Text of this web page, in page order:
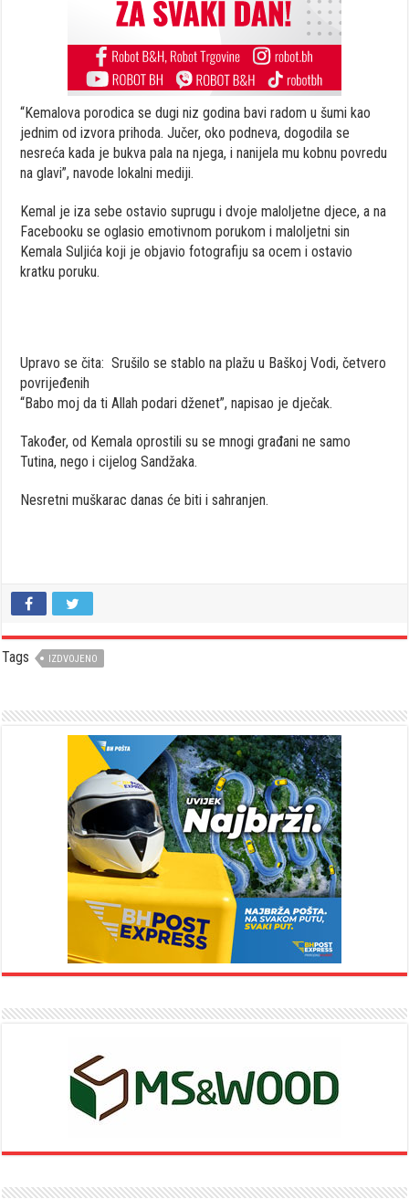
“Kemalova porodica se dugi niz godina bavi radom u šumi kao
jednim od izvora prihoda. Jučer, oko podneva, dogodila se
nesreća kada je bukva pala na njega, i nanijela mu kobnu povredu
na glavi”, navode lokalni mediji.
Kemal je iza sebe ostavio suprugu i dvoje maloljetne djece, a na
Facebooku se oglasio emotivnom porukom i maloljetni sin
Kemala Suljića koji je objavio fotografiju sa ocem i ostavio
kratku poruku.
Upravo se čita: Srušilo se stablo na plažu u Baškoj Vodi, četvero
povrijeđenih
“Babo moj da ti Allah podari dženet”, napisao je dječak.
Također, od Kemala oprostili su se mnogi građani ne samo
Tutina, nego i cijelog Sandžaka.
Nesretni muškarac danas će biti i sahranjen.
Tags IZDVOJENO